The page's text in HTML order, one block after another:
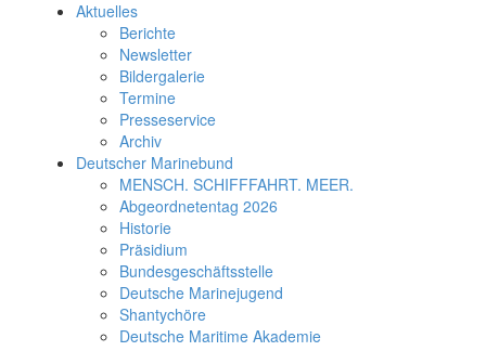
Aktuelles
Berichte
Newsletter
Bildergalerie
Termine
Presseservice
Archiv
Deutscher Marinebund
MENSCH. SCHIFFFAHRT. MEER.
Abgeordnetentag 2026
Historie
Präsidium
Bundesgeschäftsstelle
Deutsche Marinejugend
Shantychöre
Deutsche Maritime Akademie